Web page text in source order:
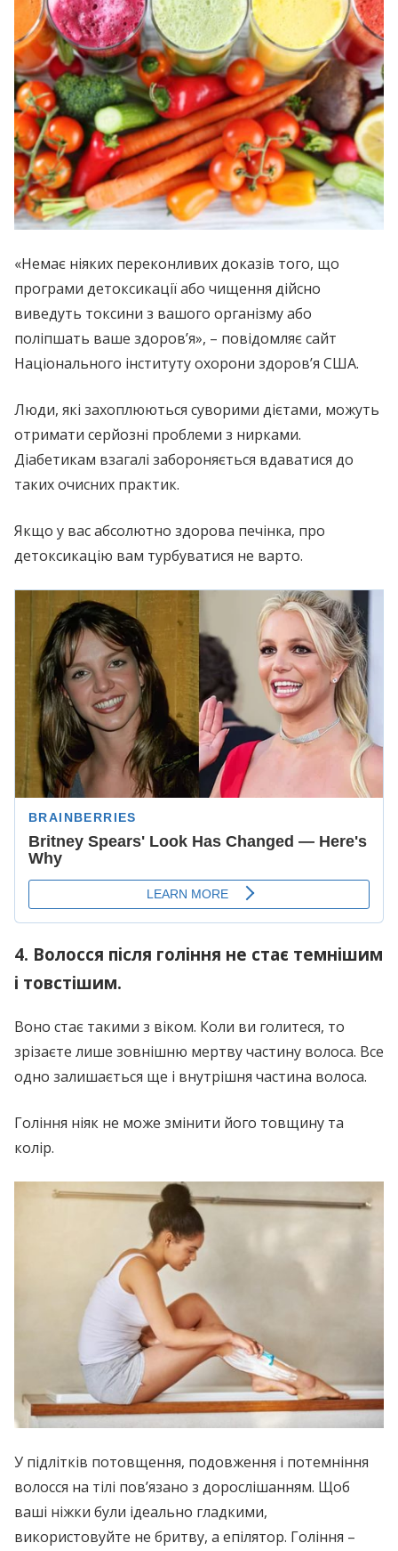
«Немає ніяких переконливих доказів того, що
програми детоксикації або чищення дійсно
виведуть токсини з вашого організму або
поліпшать ваше здоров’я», – повідомляє сайт
Національного інституту охорони здоров’я США.
Люди, які захоплюються суворими дієтами, можуть
отримати серйозні проблеми з нирками.
Діабетикам взагалі забороняється вдаватися до
таких очисних практик.
Якщо у вас абсолютно здорова печінка, про
детоксикацію вам турбуватися не варто.
4. Волосся після гоління не стає темнішим
і товстішим.
Воно стає такими з віком. Коли ви голитеся, то
зрізаєте лише зовнішню мертву частину волоса. Все
одно залишається ще і внутрішня частина волоса.
Гоління ніяк не може змінити його товщину та
колір.
У підлітків потовщення, подовження і потемніння
волосся на тілі пов’язано з дорослішанням. Щоб
ваші ніжки були ідеально гладкими,
використовуйте не бритву, а епілятор. Гоління –